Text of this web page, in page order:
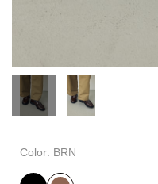
Color: BRN